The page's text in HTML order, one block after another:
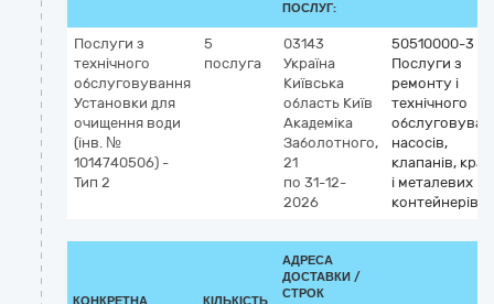
ПОСЛУГ:
Послуги з
технічного
обслуговування
Установки для
очищення води
(інв. №
1014740506) -
Тип 2
5
послуга
03143
Україна
Київська
область Київ
Академіка
Заболотного,
21
по 31-12-
2026
50510000-3
Послуги з
ремонту і
технічного
насосів,
клапанів,
і металевих
контейнерів
АДРЕСА
ДОСТАВКИ /
СТРОК